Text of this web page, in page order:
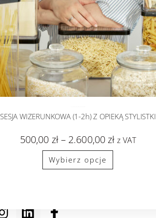
SESJA WIZERUNKOWA (1-2h) Z OPIEKĄ STYLISTKI
500,00 zł– 2.600,00zł z VAT
Wybierz opcje